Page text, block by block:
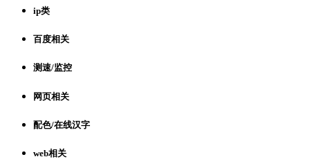
ip类
百度相关
测速/监控
网页相关
配色/在线汉字
web相关